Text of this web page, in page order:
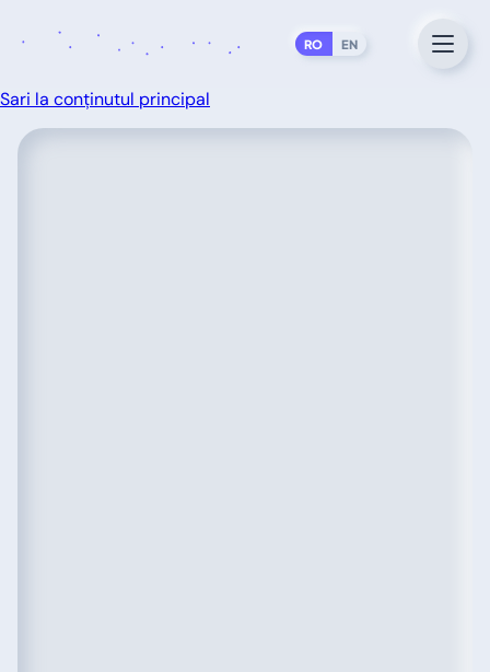
RO EN
Sari la conținutul principal